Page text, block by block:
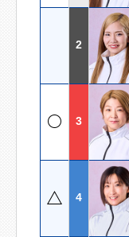
2
3
4